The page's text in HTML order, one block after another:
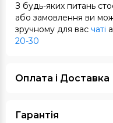
З будь-яких питань
або замовлення ви
зручному для вас чаті
20-30
Оплата i Доставка
Гарантія